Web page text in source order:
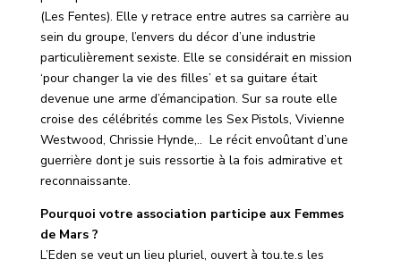
(Les Fentes). Elle y retrace entre autres sa carrière au
sein du groupe, l’envers du décor d’une industrie
particulièrement sexiste. Elle se considérait en mission
‘pour changer la vie des filles’ et sa guitare était
devenue une arme d’émancipation. Sur sa route elle
croise des célébrités comme les Sex Pistols, Vivienne
Westwood, Chrissie Hynde,.. Le récit envoûtant d’une
guerrière dont je suis ressortie à la fois admirative et
reconnaissante.
Pourquoi votre association participe aux Femmes
de Mars ?
L’Eden se veut un lieu pluriel, ouvert à tou.te.s les